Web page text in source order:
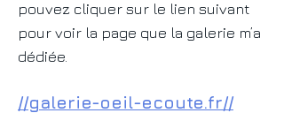
pouvez cliquer sur le lien suivant
pour voir la page que la galerie m’a
dédiée.
//galerie-oeil-ecoute.fr//